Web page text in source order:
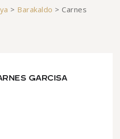
> Barakaldo >Carnes
GARCISA